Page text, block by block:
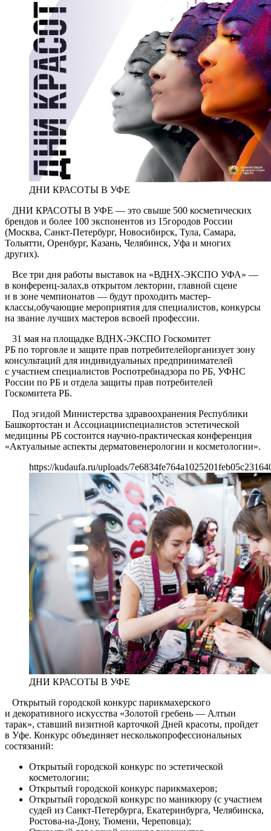
ДНИ КРАСОТЫ В УФЕ
ДНИ КРАСОТЫ В УФЕ — это свыше 500 косметических
брендов и более 100 экспонентов из 15городов России
(Москва, Санкт-Петербург, Новосибирск, Тула, Самара,
Тольятти, Оренбург, Казань, Челябинск, Уфа и многих
других).
Все три дня работы выставок на «ВДНХ-ЭКСПО УФА» —
в конференц-залах,в открытом лектории, главной сцене
и в зоне чемпионатов — будут проходить мастер-
классы,обучающие мероприятия для специалистов, конкурсы
на звание лучших мастеров всвоей профессии.
31 мая на площадке ВДНХ-ЭКСПО Госкомитет
РБ по торговле и защите прав потребителейорганизует зону
консультаций для индивидуальных предпринимателей
с участием специалистов Роспотребнадзора по РБ, УФНС
России по РБ и отдела защиты прав потребителей
Госкомитета РБ.
Под эгидой Министерства здравоохранения Республики
Башкортостан и Ассоциацииспециалистов эстетической
медицины РБ состоится научно-практическая конференция
«Актуальные аспекты дерматовенерологии и косметологии».
https://kudaufa.ru/uploads/
ДНИ КРАСОТЫ В УФЕ
Открытый городской конкурс парикмахерского
и декоративного искусства «Золотой гребень — Алтын
тарак», ставший визитной карточкой Дней красоты, пройдет
в Уфе. Конкурс объединяет несколькопрофессиональных
состязаний:
Открытый городской конкурс по эстетической
косметологии;
Открытый городской конкурс парикмахеров;
Открытый городской конкурс по маникюру (с участием
судей из Санкт-Петербурга, Екатеринбурга, Челябинска,
Ростова-на-Дону, Тюмени, Череповца);